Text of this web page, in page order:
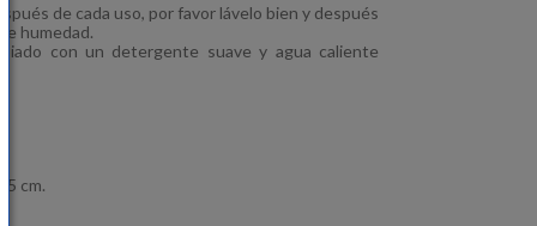
de cada uso, por favor lávelo bien y después
humedad.
con un detergente suave y agua caliente
cm.